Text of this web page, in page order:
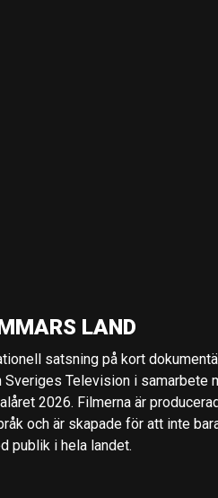
LAND
satsning på kort
Sveriges Television i samarbete
2026. Filmerna är
och är skapade för att inte
publik i hela landet.